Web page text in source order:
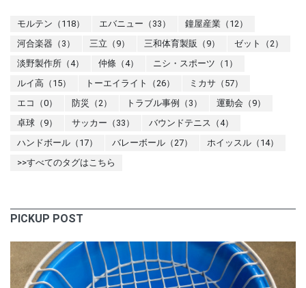
モルテン（118） エバニュー（33）
鐘屋産業（12）
河合楽器（3）
三立（9） 三和体育製販（9）
ゼット（2）
淡野製作所（4）
仲條（4）
ニシ・スポーツ（1）
ルイ高（15）
トーエイライト（26）
ミカサ（57）
エコ（0）
防災（2） トラブル事例（3）
運動会（9）
卓球（9）
サッカー（33）
バウンドテニス（4）
ハンドボール（17）
バレーボール（27）
ホイッスル（14）
>>すべてのタグはこちら
PICKUP POST